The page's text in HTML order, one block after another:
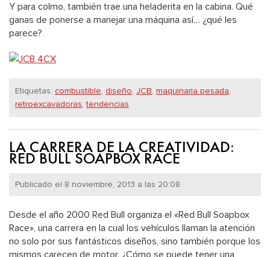
Y para colmo, también trae una heladerita en la cabina. Qué
ganas de ponerse a manejar una máquina así… ¿qué les
parece?
Etiquetas: combustible, diseño, JCB, maquinaria pesada,
retroexcavadoras,tendencias
LA CARRERA DE LA CREATIVIDAD:
RED BULL SOAPBOX RACE
Publicado el 8 noviembre, 2013 a las 20:08.
Desde el año 2000 Red Bull organiza el «Red Bull Soapbox
Race», una carrera en la cual los vehículos llaman la atención
no solo por sus fantásticos diseños, sino también porque los